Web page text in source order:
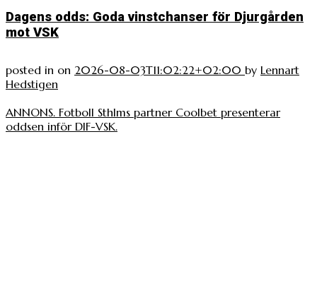
Dagens odds: Goda vinstchanser för Djurgården
mot VSK
posted in on 2026-08-03T11:02:22+02:00 by Lennart
Hedstigen
ANNONS. Fotboll Sthlms partner Coolbet presenterar
oddsen inför DIF-VSK.